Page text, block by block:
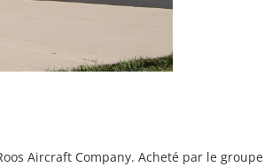
Aircraft Company. Acheté par le groupe